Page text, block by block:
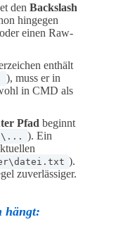
den Backslash
hingegen
einen Raw-
enthält
), muss er in
in CMD als
Pfad beginnt
). Ein
).
zuverlässiger.
hängt: